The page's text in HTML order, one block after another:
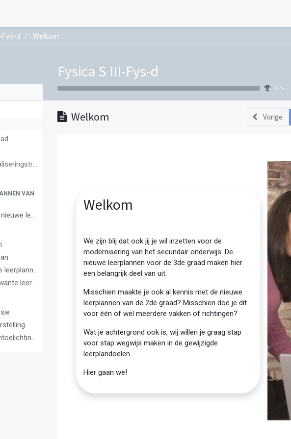
Fys-d Welkom
Fysica S III-Fys-d
0 %
VAN
de derde graad
leerplannen
Welkom Vorige
Welkom
We zijn blij dat ook jij je wil inzetten voor de
modernisering van het secundair onderwijs. De
nieuwe leerplannen voor de 3de graad maken hier
een belangrijk deel van uit.
Misschien maakte je ook al kennis met de nieuwe
leerplannen van de 2de graad? Misschien doe je dit
voor één of wel meerdere vakken of richtingen?
Wat je achtergrond ook is, wij willen je graag stap
voor stap wegwijs maken in de gewijzigde
leerplandoelen.
Hier gaan we!